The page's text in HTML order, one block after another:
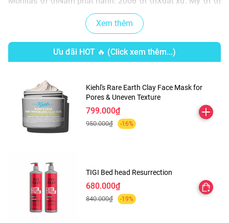
Xem thêm
Ưu đãi HOT 🔥 (Click xem thêm...)
Kiehl's Rare Earth Clay Face Mask for
Pores & Uneven Texture
799.000₫
950.000₫ -16%
TIGI Bed head Resurrection
680.000₫
840.000₫ -19%